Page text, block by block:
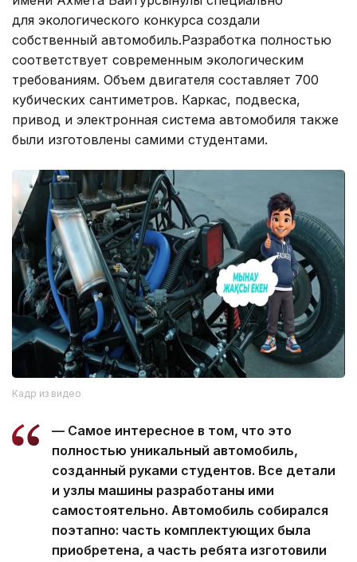
для экологического конкурса создали
собственный автомобиль.Разработка полностью
соответствует современным экологическим
требованиям. Объем двигателя составляет 700
кубических сантиметров. Каркас, подвеска,
привод и электронная система автомобиля также
были изготовлены самими студентами.
Кадр из видео
— Самое интересное в том, что это
полностью уникальный автомобиль,
созданный руками студентов. Все детали
и узлы машины разработаны ими
самостоятельно. Автомобиль собирался
поэтапно: часть комплектующих была
приобретена, а часть ребята изготовили